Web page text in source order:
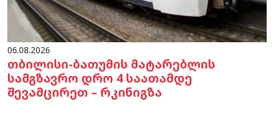
06.08.2026
თბილისი-ბათუმის მატარებლის
სამგზავრო დრო 4 საათამდე
შევამცირეთ – რკინიგზა